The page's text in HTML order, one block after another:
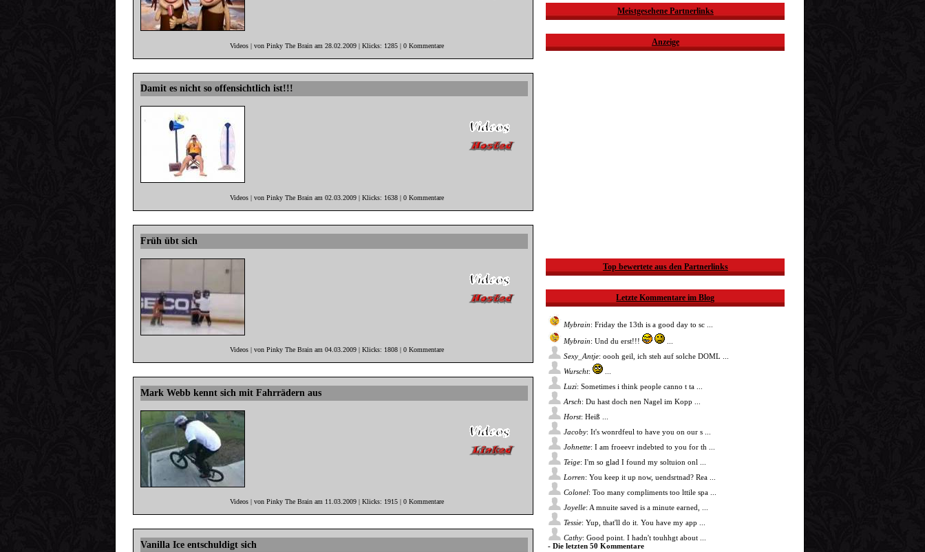
Videos | von Pinky The Brain am 28.02.2009 | Klicks: 1285 | 0 Kommentare
Damit es nicht so offensichtlich ist!!!
Videos | von Pinky The Brain am 02.03.2009 | Klicks: 1638 | 0 Kommentare
Früh übt sich
Videos | von Pinky The Brain am 04.03.2009 | Klicks: 1808 | 0 Kommentare
Mark Webb kennt sich mit Fahrrädern aus
Videos | von Pinky The Brain am 11.03.2009 | Klicks: 1915 | 0 Kommentare
Vanilla Ice entschuldigt sich
Meistgesehene Partnerlinks
Anzeige
Top bewertete aus den Partnerlinks
Letzte Kommentare im Blog
Mybrain: Friday the 13th is a good day to sc ...
Mybrain: Und du erst!!!
Sexy_Antje: oooh geil, ich steh auf solche DOML ...
Wurscht:
Luzi: Sometimes i think people canno t ta ...
Arsch: Du hast doch nen Nagel im Kopp ...
Horst: Heiß ...
Jacoby: It's wonrdfeul to have you on our s ...
Johnette: I am froeevr indebted to you for th ...
Teige: I'm so glad I found my soltuion onl ...
Lorren: You keep it up now, uendsrtnad? Rea ...
Colonel: Too many compliments too lttile spa ...
Joyelle: A mnuite saved is a minute earned, ...
Tessie: Yup, that'll do it. You have my app ...
Cathy: Good point. I hadn't touhhgt about ...
- Die letzten 50 Kommentare